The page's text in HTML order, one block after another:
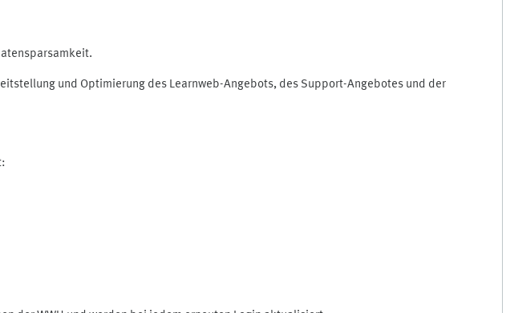
und Optimierung des Learnweb-Angebots, des Support-Angebotes und der